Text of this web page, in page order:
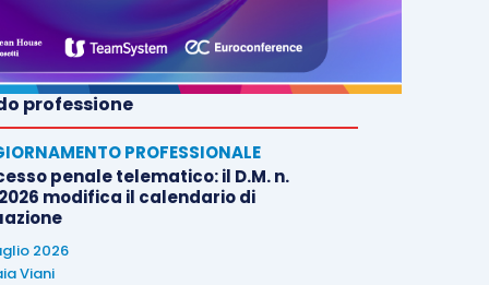
professione
PROFESSIONALE
penale telematico: il D.M. n.
modifica il calendario di
2026
Viani